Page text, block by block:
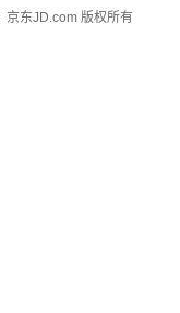
京东JD.com 版权所有